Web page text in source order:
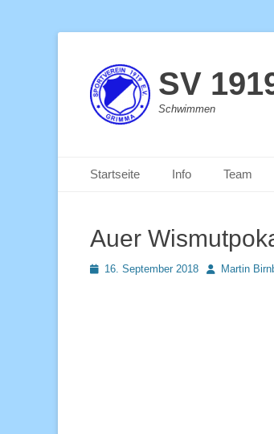
SV
Schwimmen
Primäres Menü
Inhalt
Startseite Info Team
Auer
Posted16. September 2018 AutorMartin